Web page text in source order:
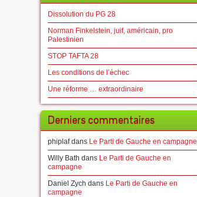
Dissolution du PG 28
Norman Finkelstein, juif, américain, pro
Palestinien
STOP TAFTA 28
Les conditions de l’échec
Une réforme … extraordinaire
Derniers commentaires
phiplafdans Le Parti de Gauche en campagne
Willy Bath dans Le Parti de Gauche en
campagne
Daniel Zych dans Le Parti de Gauche en
campagne